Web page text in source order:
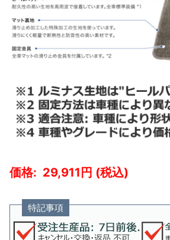
29,911
特記事項